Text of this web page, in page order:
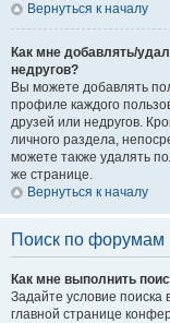
Вернуться к началу
Как мне добавлять/
недругов?
Вы можете добавлять
профиле каждого
друзей или недругов.
личного раздела,
можете также удалять
же странице.
Вернуться к началу
Поиск по форумам
Как мне выполнить
Задайте условие
главной странице